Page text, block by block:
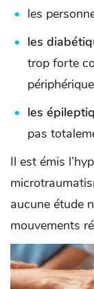
les
les
trop forte
les
pas
Il est émis
aucune étude
mouvements